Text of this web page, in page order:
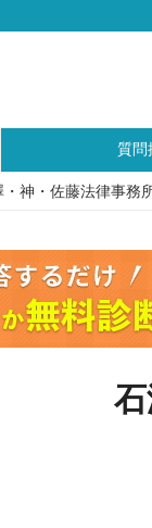
質問
・神・佐藤法律事務